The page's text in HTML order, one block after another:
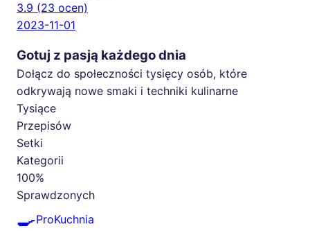
3.9 (23 ocen)
2023-11-01
Gotuj z pasją każdego dnia
Dołącz do społeczności tysięcy osób, które
odkrywają nowe smaki i techniki kulinarne
Tysiące
Przepisów
Setki
Kategorii
100%
Sprawdzonych
🍳ProKuchnia